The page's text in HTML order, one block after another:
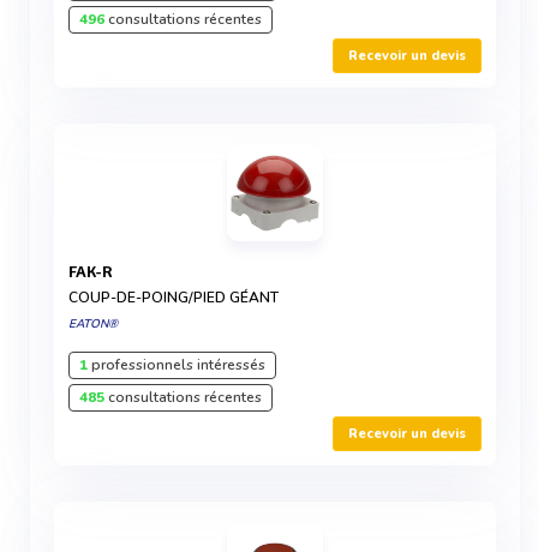
496consultations récentes
Recevoir un devis
FAK-R
COUP-DE-POING/PIED GÉANT
EATON®
1professionnels intéressés
485consultations récentes
Recevoir un devis